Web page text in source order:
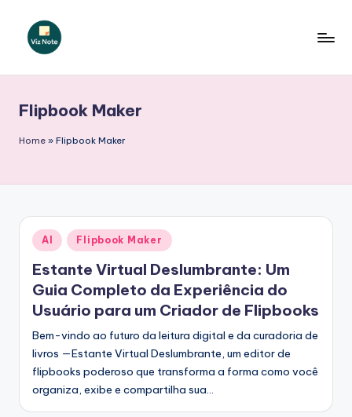
N
o
P
o
r
t
u
g
u
e
Flipbook Maker
Home » Flipbook Maker
Posted
in
AI Flipbook Maker
Estante Virtual Deslumbrante: Um
Guia Completo da Experiência do
Usuário para um Criador de Flipbooks
Bem-vindo ao futuro da leitura digital e da curadoria de
livros —Estante Virtual Deslumbrante, um editor de
flipbooks poderoso que transforma a forma como você
organiza, exibe e compartilha sua…